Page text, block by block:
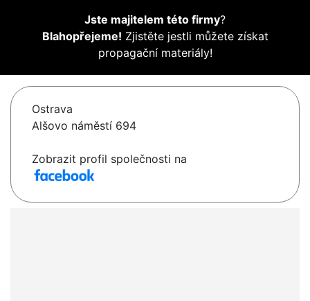
Jste majitelem této firmy?
Blahopřejeme! Zjistěte jestli můžete získat
propagační materiály!
Ostrava
Alšovo náměstí 694
Zobrazit profil společnosti na